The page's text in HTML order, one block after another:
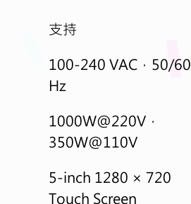
支持
100-240 VAC，50/60
Hz
1000W@220V，
350W@110V
5-inch 1280 × 720
Touch Screen